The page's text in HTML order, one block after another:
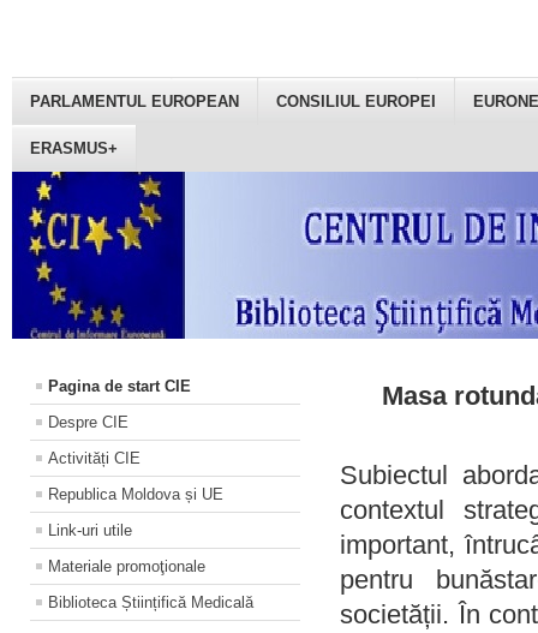
PARLAMENTUL EUROPEAN CONSILIUL EUROPEI
ERASMUS+
Pagina de start CIE
Despre CIE
Activități CIE
Republica Moldova și UE
Link-uri utile
Materiale promoţionale
Biblioteca Științifică Medicală
Masa
Subiectul
contextul
important,
pentru
societății. În